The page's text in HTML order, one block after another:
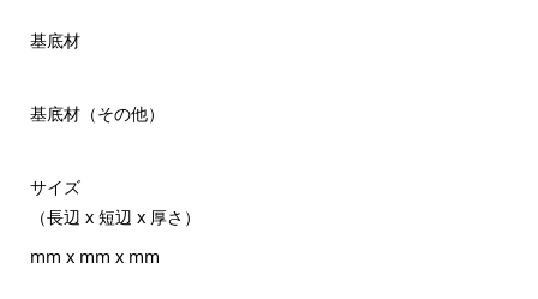
基底材
基底材（その他）
サイズ
（長辺 x 短辺 x 厚さ）
mm x mm x mm